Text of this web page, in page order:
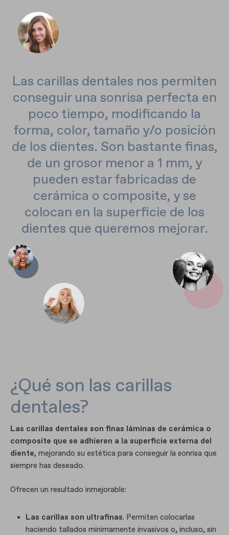
Las carillas dentales nos permiten
conseguir una sonrisa perfecta en
poco tiempo, modificando la
forma, color, tamaño y/o posición
de los dientes. Son bastante finas,
de un grosor menor a 1 mm, y
pueden estar fabricadas de
cerámica o composite, y se
colocan en la superficie de los
dientes que queremos mejorar.
¿Qué son las carillas
dentales?
Las carillas dentales son finas láminas de cerámica o
composite que se adhieren a la superficie externa del
diente, mejorando su estética para conseguir la sonrisa que
siempre has deseado.
Ofrecen un resultado inmejorable:
Las carillas son ultrafinas. Permiten colocarlas
haciendo tallados mínimamente invasivos o, incluso, sin